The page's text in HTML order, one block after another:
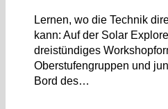
Lernen, wo die Technik
kann: Auf der Solar
dreistündiges
Oberstufengruppen und
Bord des…